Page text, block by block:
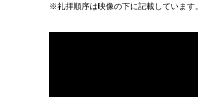
※礼拝順序は映像の下に記載しています